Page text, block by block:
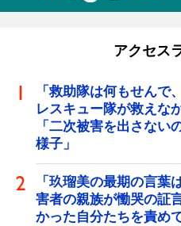
アクセス
「救助隊は何もせんで
レスキュー隊が救え
「二次被害を出さない
様子」
「玖瑠美の最期の言
害者の親族が慟哭の証
かった自分たちを責め